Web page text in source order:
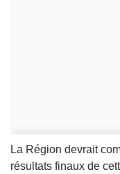
La Région devrait
résultats finaux de